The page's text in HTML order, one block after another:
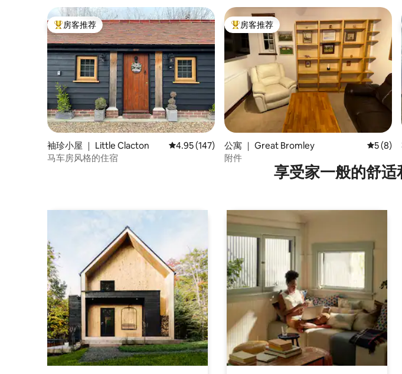
热门「房客推荐」
房客推荐
袖珍小屋 ｜ Little Clacton 平均评分 4.95 分（满分 5 分），共 147 条评价
4.95 (147)
马车房风格的住宿
热门「房客推荐」
房客推荐
公寓 ｜ Great Bromley 平均评
5 (8)
附件
享受家一般的舒